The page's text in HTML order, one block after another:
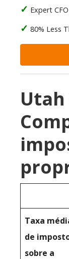
Expert
80% Less
Taxa
de
sobre a